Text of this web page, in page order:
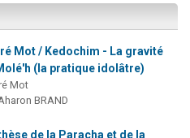
Mot / Kedochim - La gravité
(la pratique idolâtre)
Mot
BRAND
de la Paracha et de la